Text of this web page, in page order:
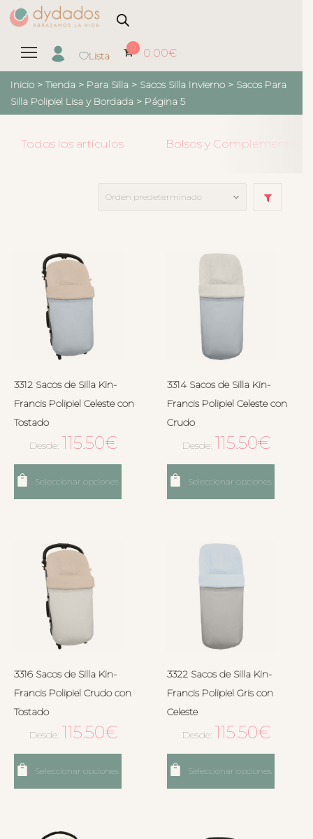
Lista
0 0.00€
Inicio > Tienda > Para Silla > Sacos Silla Invierno > Sacos Para
Silla Polipiel Lisa y Bordada > Página 5
Todos los artículos Bolsos y Complementos
3312 Sacos de Silla Kin-
Francis Polipiel Celeste con
Tostado
Desde: 115.50€
Seleccionar opciones
3314 Sacos de Silla Kin-
Francis Polipiel Celeste con
Crudo
Desde: 115.50€
Seleccionar opciones
3316 Sacos de Silla Kin-
Francis Polipiel Crudo con
Tostado
Desde: 115.50€
Seleccionar opciones
3322 Sacos de Silla Kin-
Francis Polipiel Gris con
Celeste
Desde: 115.50€
Seleccionar opciones